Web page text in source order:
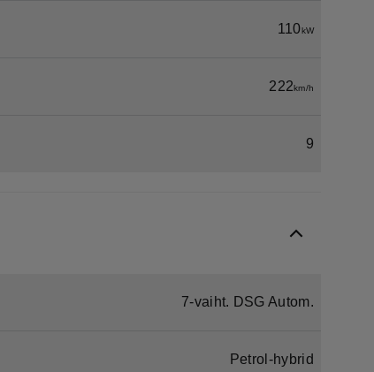
110kW
222km/h
9
7-vaiht. DSG Autom.
Petrol-hybrid